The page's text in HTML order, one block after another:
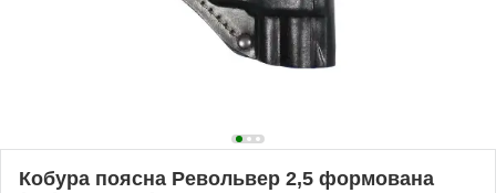
Кобура поясна Револьвер 2,5 формована